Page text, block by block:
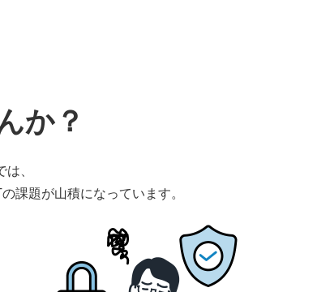
か？
、
課題が山積になっています。